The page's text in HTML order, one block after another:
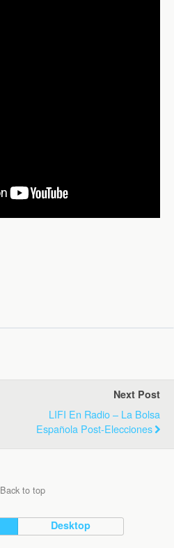
Next Post
LIFI En Radio – La Bolsa
Española Post-Elecciones
Back to top
Desktop